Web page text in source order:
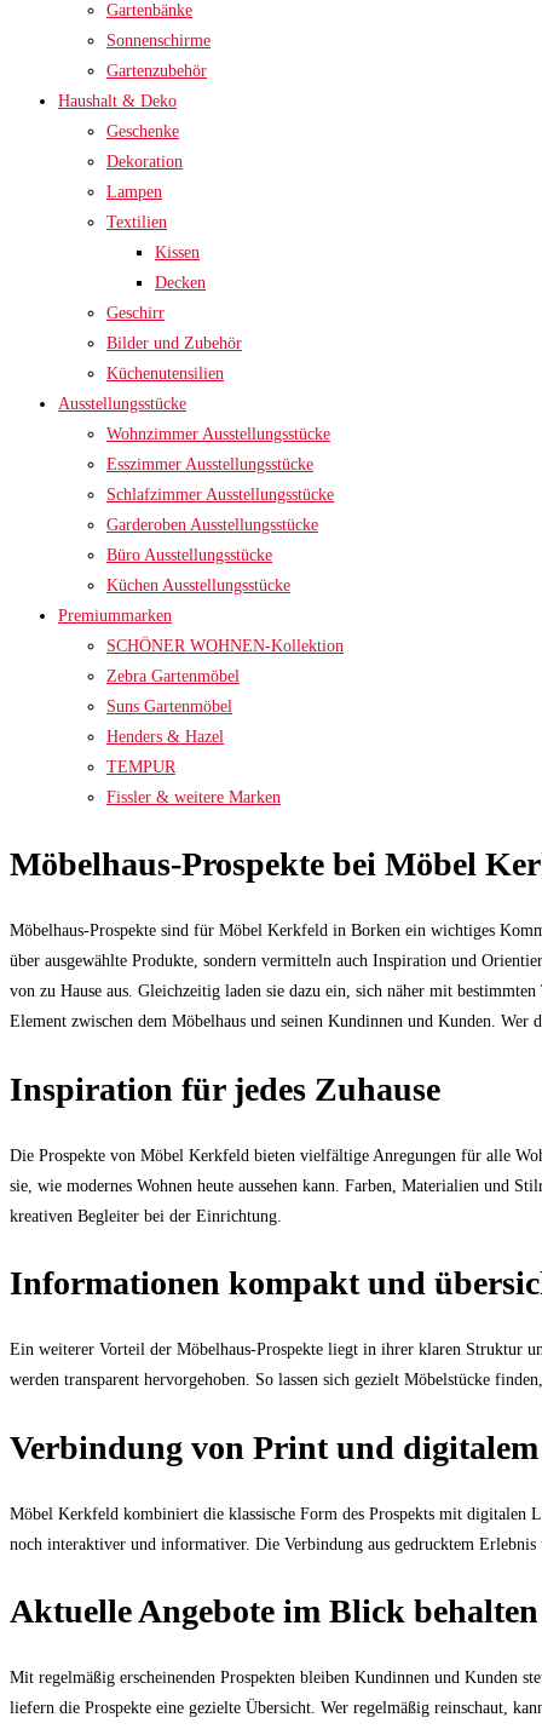
Gartenbänke
Sonnenschirme
Gartenzubehör
Haushalt & Deko
Geschenke
Dekoration
Lampen
Textilien
Kissen
Decken
Geschirr
Bilder und Zubehör
Küchenutensilien
Ausstellungsstücke
Wohnzimmer Ausstellungsstücke
Esszimmer Ausstellungsstücke
Schlafzimmer Ausstellungsstücke
Garderoben Ausstellungsstücke
Büro Ausstellungsstücke
Küchen Ausstellungsstücke
Premiummarken
SCHÖNER WOHNEN-Kollektion
Zebra Gartenmöbel
Suns Gartenmöbel
Henders & Hazel
TEMPUR
Fissler & weitere Marken
Möbelhaus-Prospekte bei Möbel
Möbelhaus-Prospekte sind für Möbel Kerkfeld in Borken ein wichtiges
über ausgewählte Produkte, sondern vermitteln auch Inspiration und
von zu Hause aus. Gleichzeitig laden sie dazu ein, sich näher mit
Element zwischen dem Möbelhaus und seinen Kundinnen und Kunden.
Inspiration für jedes Zuhause
Die Prospekte von Möbel Kerkfeld bieten vielfältige Anregungen für alle
sie, wie modernes Wohnen heute aussehen kann. Farben, Materialien und
kreativen Begleiter bei der Einrichtung.
Informationen kompakt und
Ein weiterer Vorteil der Möbelhaus-Prospekte liegt in ihrer klaren Struktur
werden transparent hervorgehoben. So lassen sich gezielt Möbelstücke
Verbindung von Print und digitalem
Möbel Kerkfeld kombiniert die klassische Form des Prospekts mit digitalen
noch interaktiver und informativer. Die Verbindung aus gedrucktem
Aktuelle Angebote im Blick behalten
Mit regelmäßig erscheinenden Prospekten bleiben Kundinnen und Kunden
liefern die Prospekte eine gezielte Übersicht. Wer regelmäßig reinschaut,